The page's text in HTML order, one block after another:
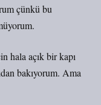
çünkü bu
hala açık bir kapı
bakıyorum. Ama